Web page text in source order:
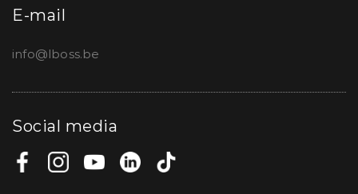
E-mail
info@lboss.be
Social media